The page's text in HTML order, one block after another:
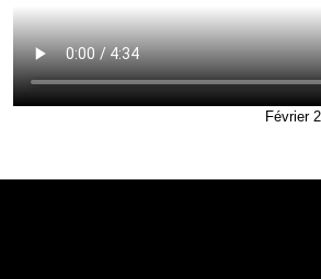
Février